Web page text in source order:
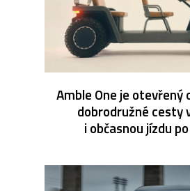
Amble One je
dobrodružné cesty
i občasnou jízdu